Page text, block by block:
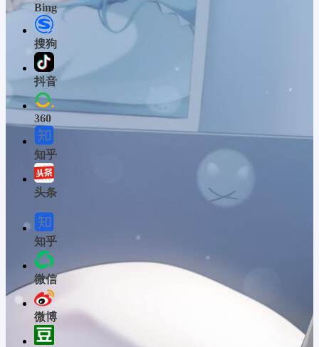
Bing
搜狗
抖音
360
知乎
头条
知乎
微信
微博